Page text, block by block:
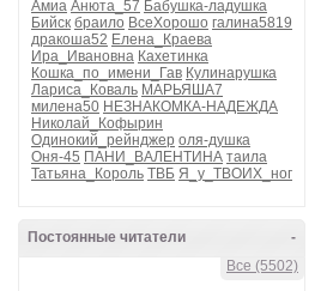
Амиа Анюта_57 Бабушка-ладушка
Бийск браило ВсеХорошо галина5819
дракоша52 Елена_Краева
Ира_Ивановна Кахетинка
Кошка_по_имени_Гав Кулинарушка
Лариса_Коваль МАРЬЯША7
милена50 НЕЗНАКОМКА-НАДЕЖДА
Николай_Кофырин
Одинокий_рейнджер оля-душка
Оня-45 ПАНИ_ВАЛЕНТИНА таила
Татьяна_Король ТВБ Я_у_ТВОИХ_ног
-
Постоянные читатели
Все (5502)